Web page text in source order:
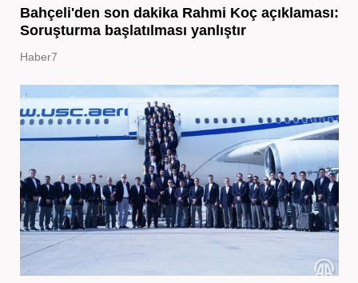
Bahçeli'den son dakika Rahmi Koç açıklaması:
Soruşturma başlatılması yanlıştır
Haber7